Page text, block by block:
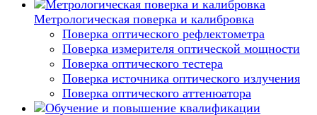
Метрологическая поверка и калибровка
Поверка оптического рефлектометра
Поверка измерителя оптической мощности
Поверка оптического тестера
Поверка источника оптического излучения
Поверка оптического аттенюатора